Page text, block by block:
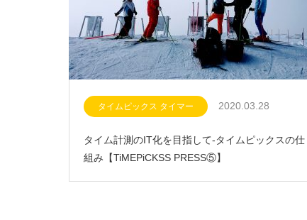
タイムピックス タイマー 2020.03.28
タイム計測のIT化を目指して-タイムピックスの仕
組み【TiMEPiCKSS PRESS⑤】